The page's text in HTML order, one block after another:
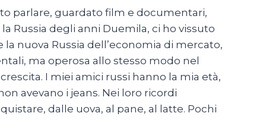
parlare, guardato film e documentari,
Russia degli anni Duemila, ci ho vissuto
nuova Russia dell’economia di mercato,
ma operosa allo stesso modo nel
I miei amici russi hanno la mia età,
avevano i jeans. Nei loro ricordi
dalle uova, al pane, al latte. Pochi